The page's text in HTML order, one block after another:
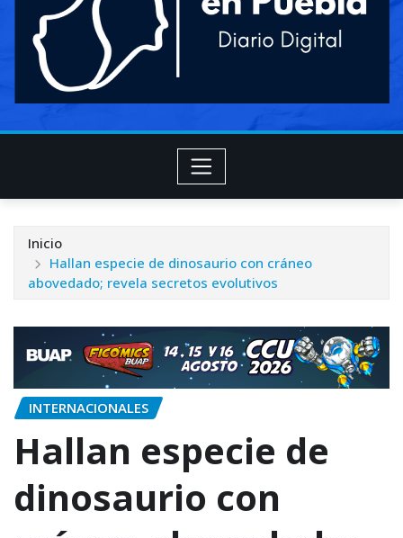
Inicio
Hallan especie de dinosaurio con cráneo
abovedado; revela secretos evolutivos
INTERNACIONALES
Hallan especie de
dinosaurio con